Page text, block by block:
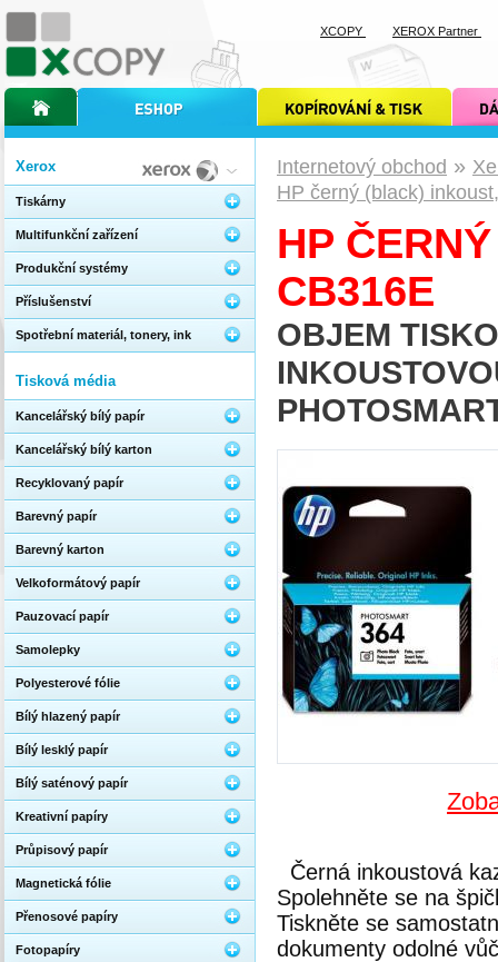
Internetový obchod »
HP černý (black)
HP
CB316E
OBJEM
Černá inkoustová
Spolehněte se na
Tiskněte se
dokumenty odolné
Xerox
Tiskárny
Multifunkční zařízení
Produkční systémy
Příslušenství
Spotřební materiál, tonery, ink
Tisková média
Kancelářský bílý papír
Kancelářský bílý karton
Recyklovaný papír
Barevný papír
Barevný karton
Velkoformátový papír
Pauzovací papír
Samolepky
Polyesterové fólie
Bílý hlazený papír
Bílý lesklý papír
Bílý saténový papír
Kreativní papíry
Průpisový papír
Magnetická fólie
Přenosové papíry
Fotopapíry
úvodní stránka xcopyinternetový obchod xcopy kopírování a tisk xcopy dárkové
XCOPY XEROX Partner